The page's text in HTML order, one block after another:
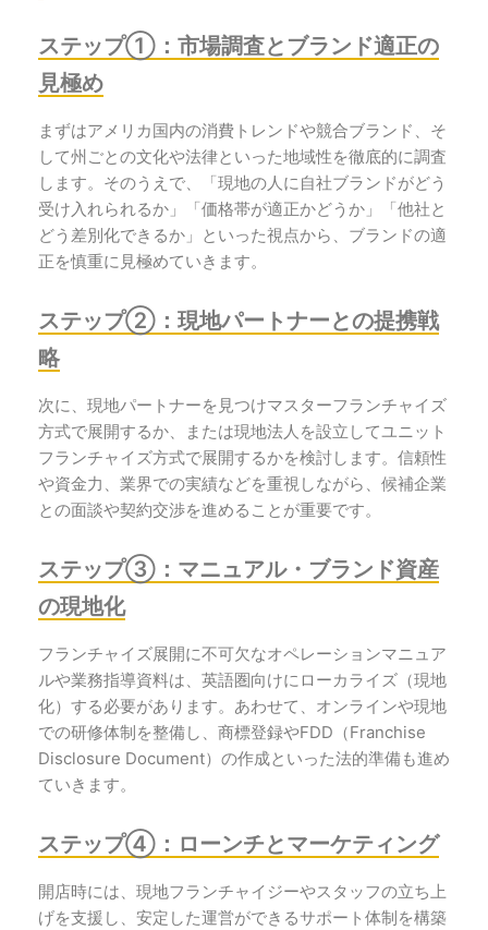
ステップ①：市場調査とブランド適正の
見極め
まずはアメリカ国内の消費トレンドや競合ブランド、そ
して州ごとの文化や法律といった地域性を徹底的に調査
します。そのうえで、「現地の人に自社ブランドがどう
受け入れられるか」「価格帯が適正かどうか」「他社と
どう差別化できるか」といった視点から、ブランドの適
正を慎重に見極めていきます。
ステップ②：現地パートナーとの提携戦
略
次に、現地パートナーを見つけマスターフランチャイズ
方式で展開するか、または現地法人を設立してユニット
フランチャイズ方式で展開するかを検討します。信頼性
や資金力、業界での実績などを重視しながら、候補企業
との面談や契約交渉を進めることが重要です。
ステップ③：マニュアル・ブランド資産
の現地化
フランチャイズ展開に不可欠なオペレーションマニュア
ルや業務指導資料は、英語圏向けにローカライズ（現地
化）する必要があります。あわせて、オンラインや現地
での研修体制を整備し、商標登録やFDD（Franchise
Disclosure Document）の作成といった法的準備も進め
ていきます。
ステップ④：ローンチとマーケティング
開店時には、現地フランチャイジーやスタッフの立ち上
げを支援し、安定した運営ができるサポート体制を構築